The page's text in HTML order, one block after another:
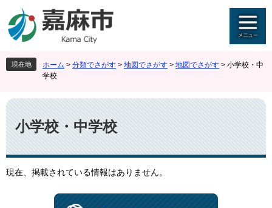
ジ
先
頭
。
ュ
を
飛
て
本
文
へ
現在地 ホーム > 分類でさがす > 地図でさがす > 地図でさがす > 小学校・中
学校
本
文
小学校・中学校
現在、掲載されている情報はありません。